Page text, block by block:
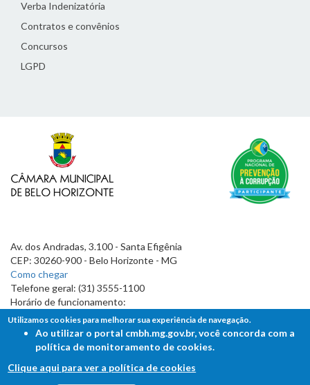
Verba Indenizatória
Contratos e convênios
Concursos
LGPD
Av. dos Andradas, 3.100 - Santa Efigênia
CEP: 30260-900 - Belo Horizonte - MG
Como chegar
Telefone geral: (31) 3555-1100
Horário de funcionamento:
7h às 19h
Utilizamos cookies para melhorar sua experiência de navegação.
Ao utilizar o portal cmbh.mg.gov.br, você concorda com a
política de monitoramento de cookies.
Clique aqui para ver a política de cookies